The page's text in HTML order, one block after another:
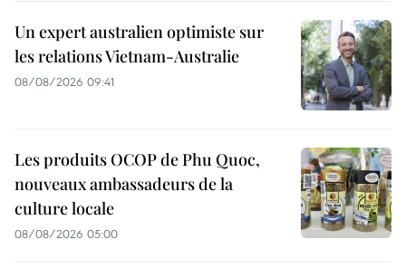
Un expert australien optimiste sur
les relations Vietnam-Australie
08/08/2026 09:41
Les produits OCOP de Phu Quoc,
nouveaux ambassadeurs de la
culture locale
08/08/2026 05:00